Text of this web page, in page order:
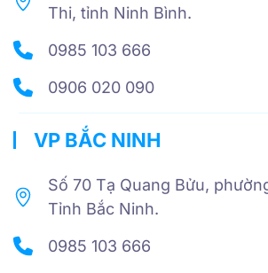
Thi, tỉnh Ninh Bình.
0985 103 666
0906 020 090
VP BẮC NINH
Số 70 Tạ Quang Bửu,
Tỉnh Bắc Ninh.
0985 103 666